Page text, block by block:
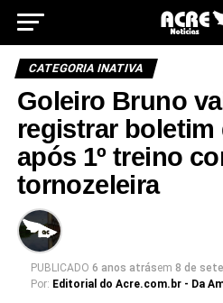
CATEGORIA INATIVA
Goleiro Bruno
registrar
após 1º treino
tornozeleira
PUBLICADO 6 anos atrásem 8 de
Por: Editorial do Acre.com.br - Da